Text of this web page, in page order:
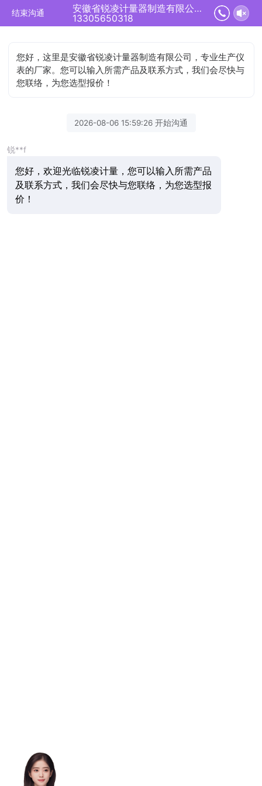
结束沟通
安徽省锐凌计量器制造有限公司正在为您服务
13305650318
您好，这里是安徽省锐凌计量器制造有限公司，专业生产仪
表的厂家。您可以输入所需产品及联系方式，我们会尽快与
您联络，为您选型报价！
2026-08-06 15:59:26 开始沟通
锐**f
您好，欢迎光临锐凌计量，您可以输入所需产品
及联系方式，我们会尽快与您联络，为您选型报
价！